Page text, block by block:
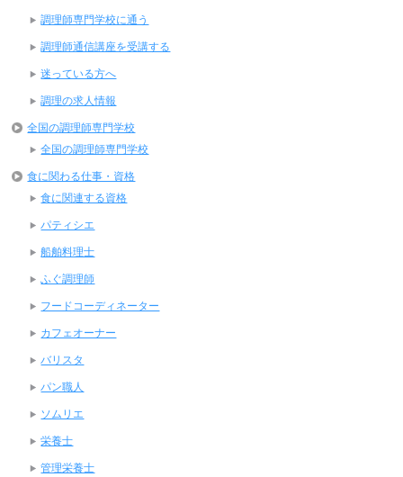
調理師専門学校に通う
調理師通信講座を受講する
迷っている方へ
調理の求人情報
全国の調理師専門学校
全国の調理師専門学校
食に関わる仕事・資格
食に関連する資格
パティシエ
船舶料理士
ふぐ調理師
フードコーディネーター
カフェオーナー
バリスタ
パン職人
ソムリエ
栄養士
管理栄養士